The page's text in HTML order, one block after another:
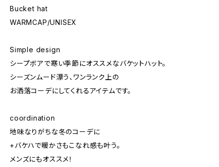
Bucket hat
WARMCAP/UNISEX
Simple design
シープボアで寒い季節にオススメなバケットハット。
シーズンムード漂う、ワンランク上の
お洒落コーデにしてくれるアイテムです。
coordination
地味なりがちな冬のコーデに
+バケハで暖かさもこなれ感も叶う。
メンズにもオススメ！